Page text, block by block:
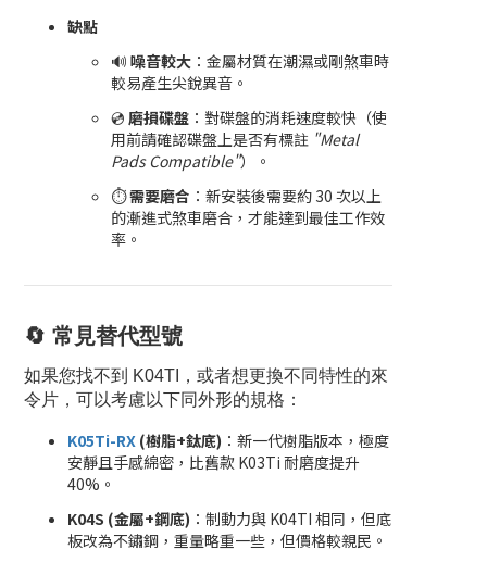
缺點
🔊 噪音較大 ：金屬材質在潮濕或剛煞車時
較易產生尖銳異音。
💿 磨損碟盤 ：對碟盤的消耗速度較快（使
用前請確認碟盤上是否有標註 "Metal
Pads Compatible"）。
⏱️需要磨合 ：新安裝後需要約 30 次以上
的漸進式煞車磨合，才能達到最佳工作效
率。
🔄 常見替代型號
如果您找不到 K04TI，或者想更換不同特性的來
令片，可以考慮以下同外形的規格：
K05Ti-RX (樹脂+鈦底) ：新一代樹脂版本，極度
安靜且手感綿密，比舊款 K03Ti 耐磨度提升
40%。
K04S (金屬+鋼底) ：制動力與 K04TI 相同，但底
板改為不鏽鋼，重量略重一些，但價格較親民。